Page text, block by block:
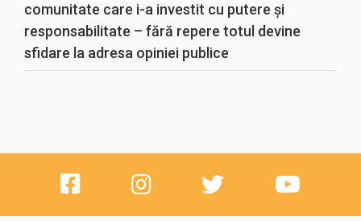
comunitate care i-a investit cu putere și
responsabilitate – fără repere totul devine
sfidare la adresa opiniei publice